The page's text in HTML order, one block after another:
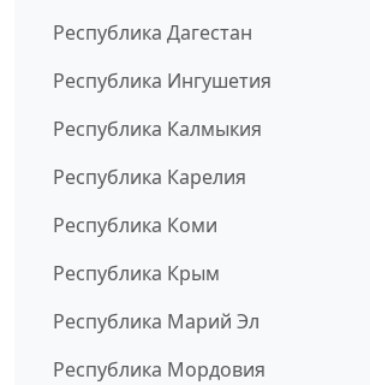
Республика Дагестан
Республика Ингушетия
Республика Калмыкия
Республика Карелия
Республика Коми
Республика Крым
Республика Марий Эл
Республика Мордовия